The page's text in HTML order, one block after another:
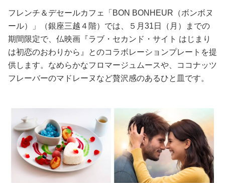
恋愛/結婚/離婚
美容/健康
ワークスタイル
妊娠/出産/家族
ココロ/カラダ
グルメ
フレンチ＆デセールカフェ「BON BONHEUR（ボンボヌ
ール）」（銀座三越４階）では、５月31日（月）までの
期間限定で、仏映画『ラブ・セカンド・サイト はじまり
は初恋のおわりから』とのコラボレーションプレートを提
供します。なめらかなフロマージュムースや、ココナッツ
フレーバーのマドレーヌなど贅沢感のあるひと皿です。